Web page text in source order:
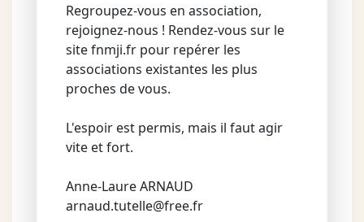
Regroupez-vous en association,
rejoignez-nous ! Rendez-vous sur le
site fnmji.fr pour repérer les
associations existantes les plus
proches de vous.
L'espoir est permis, mais il faut agir
vite et fort.
Anne-Laure ARNAUD
arnaud.tutelle@free.fr